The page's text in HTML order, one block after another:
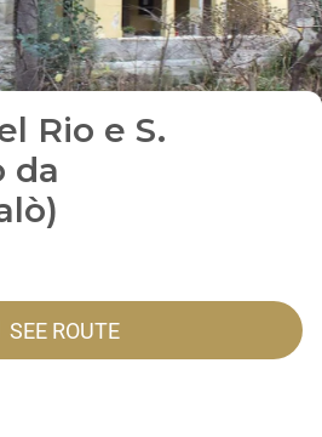
Rio e S.
da
SEE ROUTE